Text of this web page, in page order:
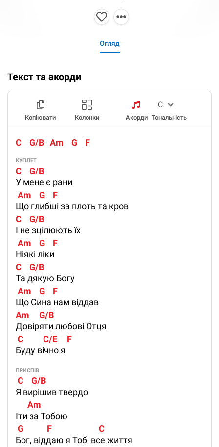
Огляд
Текст та акорди
Копіювати Колонки Акорди Тональність
C    G/B   Am    G    F
КУПЛЕТ
C    G/B
У мене є рани
Am    G    F
Що глибші за плоть та кров
C    G/B
І не зцілюють їх
Am    G    F
Ніякі ліки
C    G/B
Та дякую Богу
Am    G    F
Що Сина нам віддав
Am     G/B
Довіряти любові Отця
C          C/E     F
Буду вічно я
ПРИСПІВ
C    G/B
Я вирішив твердо
      Am
Іти за Тобою
G            F                        C
Бог, віддаю я Тобі все життя